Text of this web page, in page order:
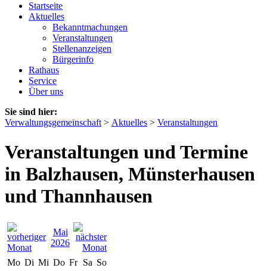
Startseite
Aktuelles
Bekanntmachungen
Veranstaltungen
Stellenanzeigen
Bürgerinfo
Rathaus
Service
Über uns
Sie sind hier:
Verwaltungsgemeinschaft > Aktuelles > Veranstaltungen
Veranstaltungen und Termine
in Balzhausen, Münsterhausen
und Thannhausen
Mai
2026
Mo Di Mi Do Fr Sa So